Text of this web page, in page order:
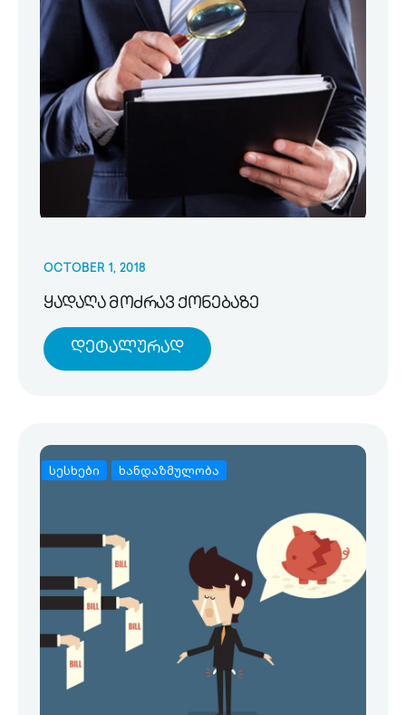
OCTOBER 1, 2018
ყადაღა მოძრავ ქონებაზე
Დეტალურად
სესხები ხანდაზმულობა